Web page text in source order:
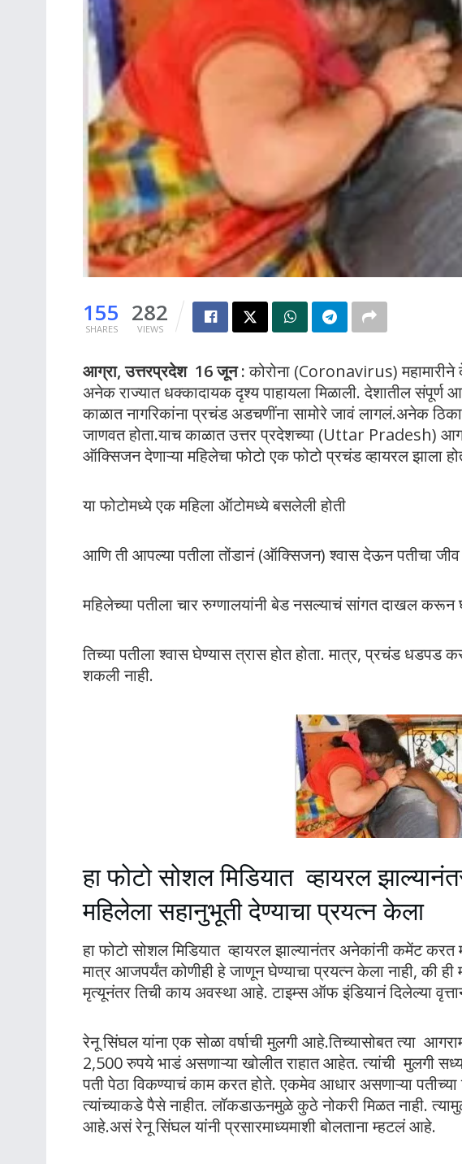
155
SHARES
282
VIEWS
आग्रा, उत्तरप्रदेश 16 जून :कोरोना (Coronavirus)
अनेक राज्यात धक्कादायक दृश्य पाहायला मिळाली. देशातील संपूर्ण
काळात नागरिकांना प्रचंड अडचणींना सामोरे जावं लागलं.अनेक
जाणवत होता.याच काळात उत्तर प्रदेशच्या (Uttar Pradesh)
ऑक्सिजन देणाऱ्या महिलेचा फोटो एक फोटो प्रचंड व्हायरल झाला
या फोटोमध्ये एक महिला ऑटोमध्ये बसलेली होती
आणि ती आपल्या पतीला तोंडानं (ऑक्सिजन) श्वास देऊन पतीचा जीव
महिलेच्या पतीला चार रुग्णालयांनी बेड नसल्याचं सांगत दाखल करून
तिच्या पतीला श्वास घेण्यास त्रास होत होता. मात्र, प्रचंड धडपड
शकली नाही.
हा फोटो सोशल मिडियात व्हायरल
महिलेला सहानुभूती देण्याचा प्रयत्न केला
हा फोटो सोशल मिडियात व्हायरल झाल्यानंतर अनेकांनी कमेंट करत
मात्र आजपर्यंत कोणीही हे जाणून घेण्याचा प्रयत्न केला नाही, की ही
मृत्यूनंतर तिची काय अवस्था आहे. टाइम्स ऑफ इंडियानं दिलेल्या
रेनू सिंघल यांना एक सोळा वर्षाची मुलगी आहे.तिच्यासोबत त्या
2,500 रुपये भाडं असणाऱ्या खोलीत राहात आहेत. त्यांची मुलगी
पती पेठा विकण्याचं काम करत होते. एकमेव आधार असणाऱ्या पतीच्या
त्यांच्याकडे पैसे नाहीत. लॉकडाऊनमुळे कुठे नोकरी मिळत नाही.
आहे.असं रेनू सिंघल यांनी प्रसारमाध्यमाशी बोलताना म्हटलं आहे.